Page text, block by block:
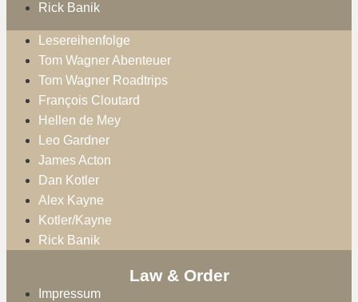
Rick Banik
Lesereihenfolge
Tom Wagner Abenteuer
Tom Wagner Roadtrips
François Cloutard
Hellen de Mey
Leo Gardner
James Acton
Dan Kotler
Alex Kayne
Kotler/Kayne
Rick Banik
Law & Order
Impressum